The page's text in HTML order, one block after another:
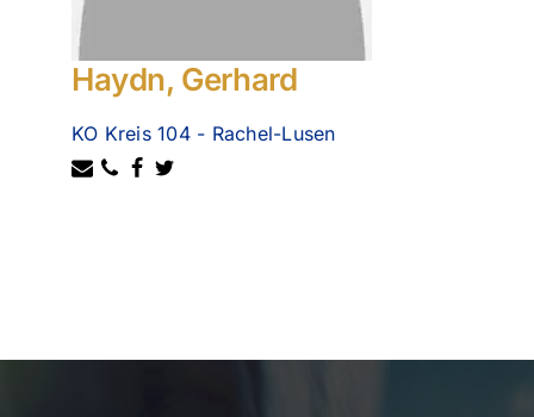
Haydn, Gerhard
KO Kreis 104 - Rachel-Lusen